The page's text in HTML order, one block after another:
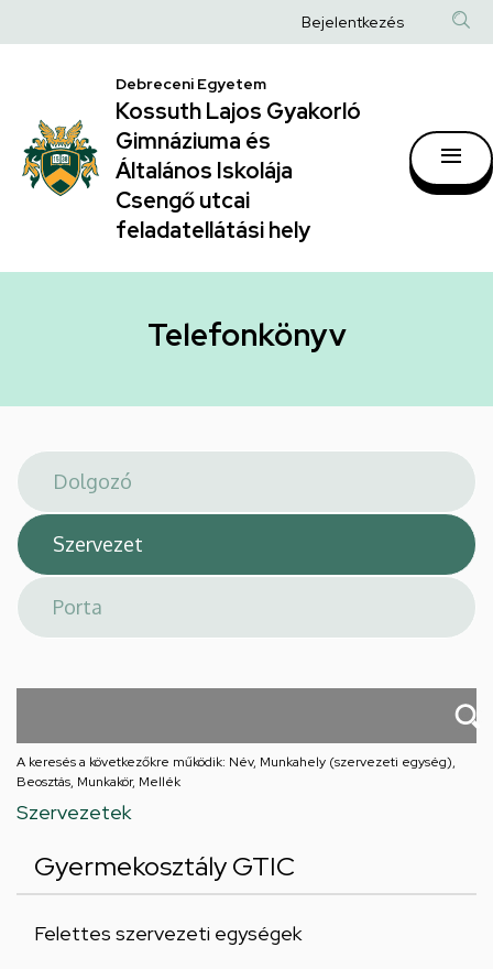
|
Kossuth
Lajos
Gyakorló
Gimnáziuma
Általános
hely
a
Anonim
fiók
Bejelentkezés
Debreceni Egyetem
Kossuth Lajos Gyakorló
Gimnáziuma és
Általános Iskolája
Csengő utcai
feladatellátási hely
Telefonkönyv
A keresés a következőkre működik: Név, Munkahely (szervezeti egység),
Beosztás, Munkakör, Mellék
Szervezetek
Gyermekosztály GTIC
Felettes szervezeti egységek